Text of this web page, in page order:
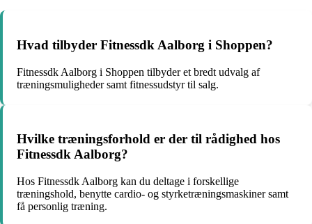
Hvad tilbyder Fitnessdk Aalborg i Shoppen?
Fitnessdk Aalborg i Shoppen tilbyder et bredt udvalg af
træningsmuligheder samt fitnessudstyr til salg.
Hvilke træningsforhold er der til rådighed hos
Fitnessdk Aalborg?
Hos Fitnessdk Aalborg kan du deltage i forskellige
træningshold, benytte cardio- og styrketræningsmaskiner samt
få personlig træning.